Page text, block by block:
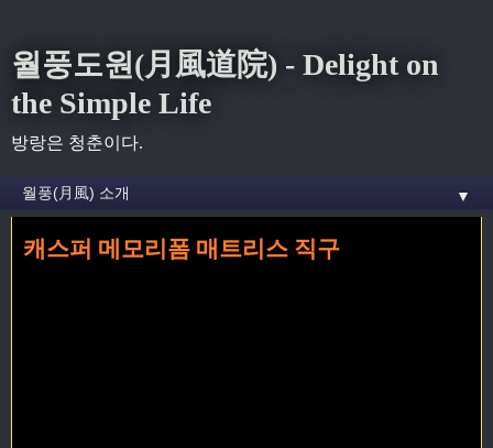
월풍도원(月風道院) - Delight on
the Simple Life
방랑은 청춘이다.
▼
홈» 2월 2016
캐스퍼 메모리폼 매트리스 직구